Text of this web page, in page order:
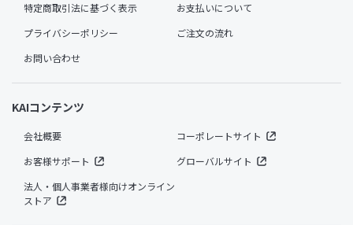
特定商取引法に基づく表示
お支払いについて
プライバシーポリシー
ご注文の流れ
お問い合わせ
KAIコンテンツ
会社概要
コーポレートサイト
お客様サポート
グローバルサイト
法人・個人事業者様向けオンライン
ストア